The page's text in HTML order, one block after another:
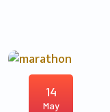
14
May